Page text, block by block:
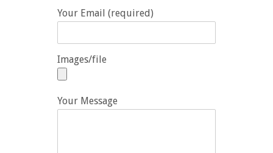
Your Email (required)
Images/file
Your Message